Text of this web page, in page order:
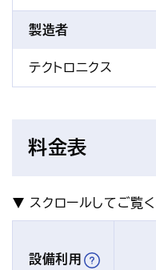
製造者
テクトロニクス
料金表
設備利用